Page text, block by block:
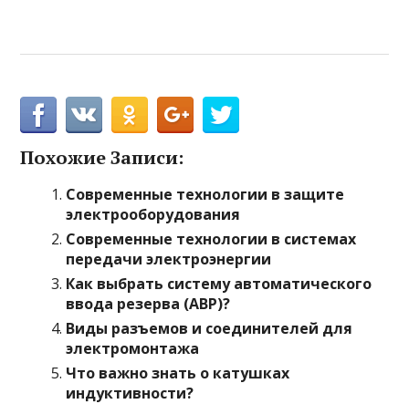
Похожие Записи:
Современные технологии в защите
электрооборудования
Современные технологии в системах
передачи электроэнергии
Как выбрать систему автоматического
ввода резерва (АВР)?
Виды разъемов и соединителей для
электромонтажа
Что важно знать о катушках
индуктивности?